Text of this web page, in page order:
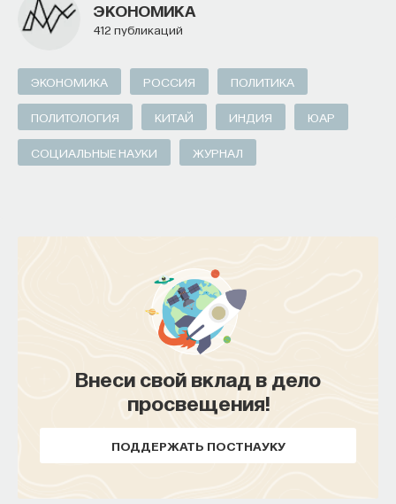
ЭКОНОМИКА
412 публикаций
ЭКОНОМИКА РОССИЯ ПОЛИТИКА
ПОЛИТОЛОГИЯ КИТАЙ ИНДИЯ ЮАР
СОЦИАЛЬНЫЕ НАУКИ ЖУРНАЛ
Внеси свой вклад в дело
просвещения!
ПОДДЕРЖАТЬ ПОСТНАУКУ
220 публикаций
ИСКУССТВЕННЫЙ ИНТЕЛЛЕКТ УНИВЕРСИТЕТ
АКАДЕМИЧЕСКАЯ СРЕДА ОБУЧЕНИЕ
НЕЙРОСЕТЕВЫЕ АРХИТЕКТУРЫ